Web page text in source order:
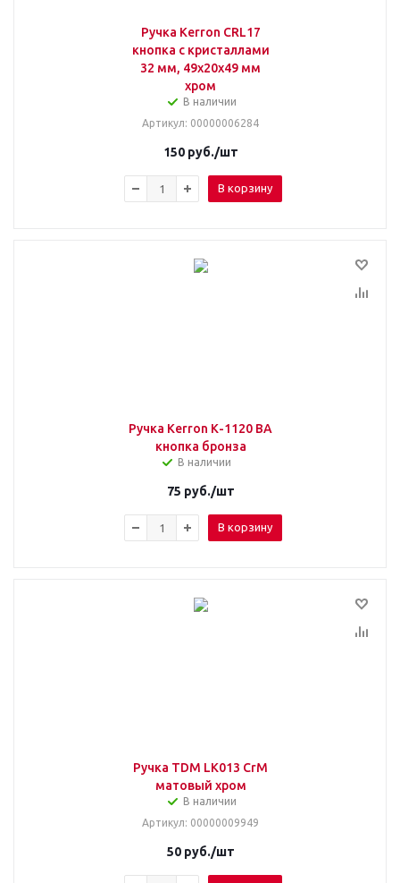
Ручка Kerron CRL17
кнопка с кристаллами
32 мм, 49x20x49 мм
хром
В наличии
Артикул: 00000006284
150руб./шт
В корзину
Ручка Kerron К-1120 BA
кнопка бронза
В наличии
75 руб./шт
В корзину
Ручка TDM LK013 CrM
матовый хром
В наличии
Артикул: 00000009949
50руб./шт